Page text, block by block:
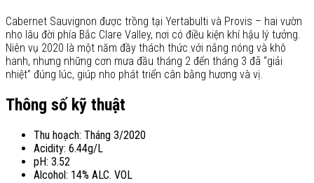
Cabernet Sauvignon được trồng tại Yertabulti và Provis – hai vườn
nho lâu đời phía Bắc Clare Valley, nơi có điều kiện khí hậu lý tưởng.
Niên vụ 2020 là một năm đầy thách thức với nắng nóng và khô
hanh, nhưng những cơn mưa đầu tháng 2 đến tháng 3 đã “giải
nhiệt” đúng lúc, giúp nho phát triển cân bằng hương và vị.
Thông số kỹ thuật
Thu hoạch: Tháng 3/2020
Acidity: 6.44g/L
pH: 3.52
Alcohol: 14% ALC. VOL